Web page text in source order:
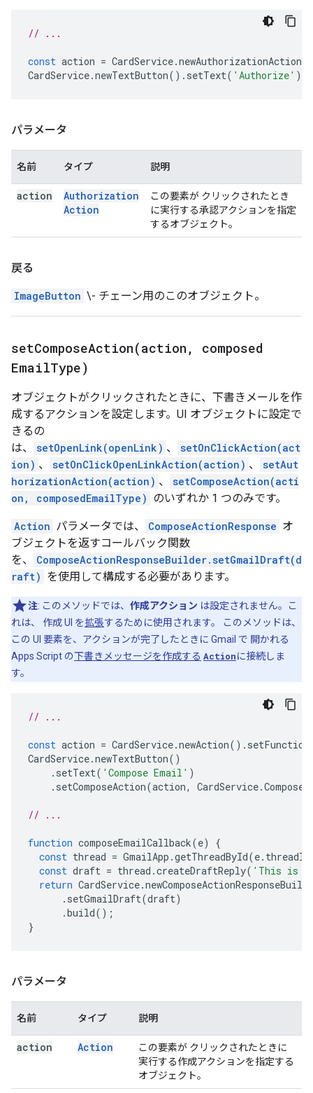
// ...
const action = CardService.newAuthorizationAction
CardService.newTextButton(). setText( 'Authorize' ).
パラメータ
名前 タイプ 説明
action
Authorization
Action
この要素が クリックされたとき
に実行する承認アクションを指定
するオブジェクト。
戻る
ImageButton \- チェーン用のこのオブジェクト。
setComposeAction(action ,
composed
EmailType)
オブジェクトがクリックされたときに、下書きメールを作
成するアクションを設定します。UI オブジェクトに設定で
きるの
は、
setOpenLink(openLink) 、
setOnClickAction(act
ion) 、 setOnClickOpenLinkAction(action) 、
setAut
horizationAction(action) 、
setComposeAction(acti
on, composedEmailType) のいずれか 1 つのみです。
Action パラメータでは、 ComposeActionResponse オ
ブジェクトを返すコールバック関数
を、
ComposeActionResponseBuilder.setGmailDraft(d
raft) を使用して構成する必要があります。
注: このメソッドでは、 作成アクション は設定されません。こ
れは、 作成 UI を拡張するために使用されます。 このメソッドは、
この UI 要素を、アクションが完了したときに Gmail で 開かれる
Apps Script の下書きメッセージを作成する Actionに接続しま
す。
// ...
const action = CardService.newAction().
CardService.newTextButton()
. setText( 'Compose Email' )
. setComposeAction(action, CardService.
// ...
function composeEmailCallback(e)
{
const thread = GmailApp .getThreadById(e. threadId
const draft = thread .createDraftReply( 'This is
return CardService.
. setGmailDraft(draft)
.build();
}
パラメータ
名前 タイプ 説明
action Action
この要素が クリックされたときに
実行する作成アクションを指定する
オブジェクト。